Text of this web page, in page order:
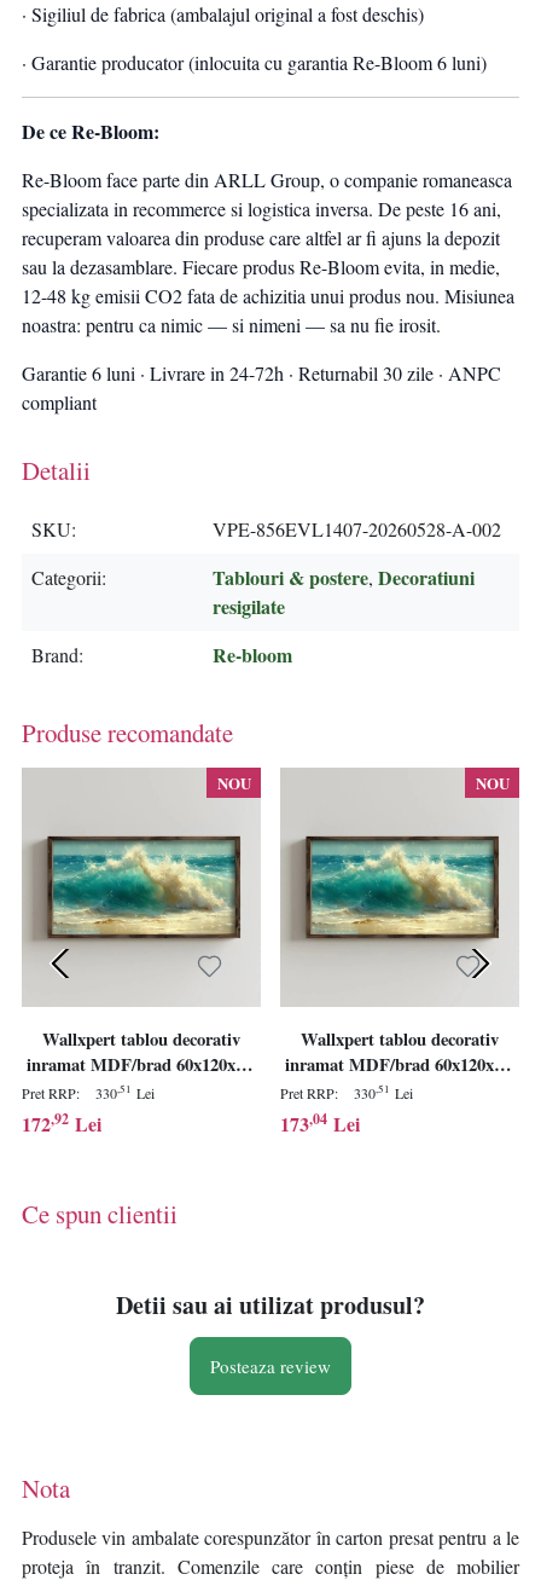
· Sigiliul de fabrica (ambalajul original a fost deschis)
· Garantie producator (inlocuita cu garantia Re-Bloom 6 luni)
De ce Re-Bloom:
Re-Bloom face parte din ARLL Group, o companie romaneasca
specializata in recommerce si logistica inversa. De peste 16 ani,
recuperam valoarea din produse care altfel ar fi ajuns la depozit
sau la dezasamblare. Fiecare produs Re-Bloom evita, in medie,
12-48 kg emisii CO2 fata de achizitia unui produs nou. Misiunea
noastra: pentru ca nimic — si nimeni — sa nu fie irosit.
Garantie 6 luni · Livrare in 24-72h · Returnabil 30 zile · ANPC
compliant
Detalii
SKU
VPE-856EVL1407-20260528-A-002
Categorii
Tablouri & postere, Decoratiuni
resigilate
Brand Re-bloom
Produse recomandate
NOU
Wallxpert tablou decorativ
inramat MDF/brad 60x120x3.5
cm, MDF 3mm, cadru brad
100%, agatatoare inclusa,
multicolor - Verificat A · Re-
Pret RRP: 330,51 Lei
172,92 Lei
NOU
Wallxpert tablou decorativ
inramat MDF/brad 60x120x3.5
cm, MDF 3mm, cadru brad
100%, agatatoare inclusa,
multicolor - Verificat A · Re-
Pret RRP: 330,51 Lei
173,04 Lei
Ce spun clientii
Detii sau ai utilizat produsul?
Posteaza review
Nota
Produsele vin ambalate corespunzător în carton presat pentru a le
proteja în tranzit. Comenzile care conțin piese de mobilier